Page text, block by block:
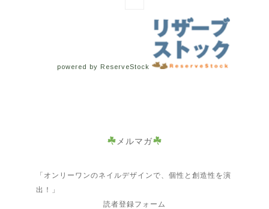
powered by ReserveStock
メルマガ
「オンリーワンのネイルデザインで、個性と創造性を演
出！」
読者登録フォーム